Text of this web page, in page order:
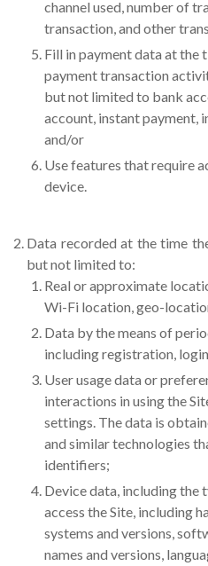
channel used, number of
transaction, and other
Fill in payment data at the
payment transaction
but not limited to bank
account, instant payment,
and/or
Use features that require
device.
Data recorded at the time
but not limited to:
Real or approximate
Wi-Fi location, geo-
Data by the means of
including registration,
User usage data or
interactions in using the
settings. The data is
and similar technologies
identifiers;
Device data, including the
access the Site, including
systems and versions,
names and versions,